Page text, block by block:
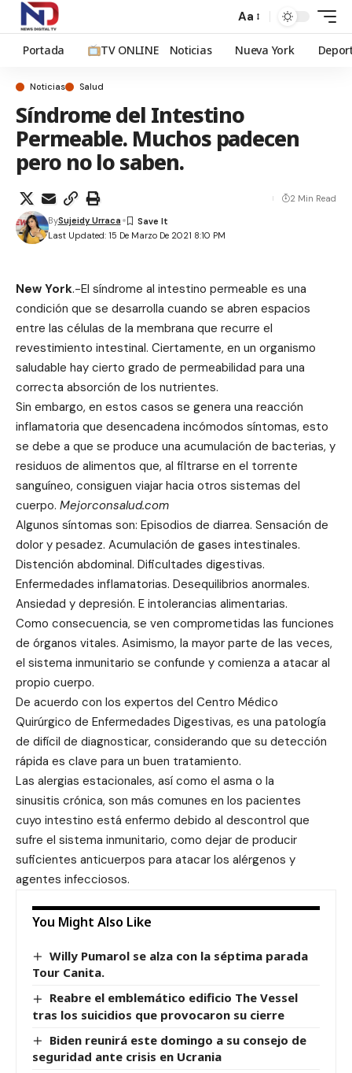
Aa
Portada TV ONLINE Noticias Nueva York
Noticias Salud
Síndrome del Intestino
Permeable. Muchos padecen
pero no lo saben.
Last Updated: 15 De Marzo De 2021 8:10 PM
BySujeidy Urraca
2 Min Read
New York.-El síndrome al intestino permeable es una
condición que se desarrolla cuando se abren espacios
entre las células de la membrana que recurre el
revestimiento intestinal. Ciertamente, en un organismo
saludable hay cierto grado de permeabilidad para una
correcta absorción de los nutrientes.
Sin embargo, en estos casos se genera una reacción
inflamatoria que desencadena incómodos síntomas, esto
se debe a que se produce una acumulación de bacterias, y
residuos de alimentos que, al filtrarse en el torrente
sanguíneo, consiguen viajar hacia otros sistemas del
cuerpo. Mejorconsalud.com
Algunos síntomas son: Episodios de diarrea. Sensación de
dolor y pesadez. Acumulación de gases intestinales.
Distención abdominal. Dificultades digestivas.
Enfermedades inflamatorias. Desequilibrios anormales.
Ansiedad y depresión. E intolerancias alimentarias.
Como consecuencia, se ven comprometidas las funciones
de órganos vitales. Asimismo, la mayor parte de las veces,
el sistema inmunitario se confunde y comienza a atacar al
propio cuerpo.
De acuerdo con los expertos del Centro Médico
Quirúrgico de Enfermedades Digestivas, es una patología
de difícil de diagnosticar, considerando que su detección
rápida es clave para un buen tratamiento.
Las alergias estacionales, así como el asma o la
sinusitis crónica, son más comunes en los pacientes
cuyo intestino está enfermo debido al descontrol que
sufre el sistema inmunitario, como dejar de producir
suficientes anticuerpos para atacar los alérgenos y
agentes infecciosos.
You Might Also Like
Willy Pumarol se alza con la séptima parada
Tour Canita.
Reabre el emblemático edificio The Vessel
tras los suicidios que provocaron su cierre
Biden reunirá este domingo a su consejo de
seguridad ante crisis en Ucrania